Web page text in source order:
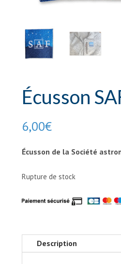
Écusson
6,00€
Écusson de la Société
Rupture de stock
Description